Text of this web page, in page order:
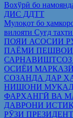
Вохўрӣ бо
ДИС ДДТТ
Мулоқот бо
вилояти Суғд
ПОЯИ АСОСИИ
ПАЁМИ ПЕШВОИ
ОСИЁИ
СОЗАНДА ДАР
НИШОНИ
ФАРҲАНГӢ ВА
ДАВРОНИ
РӮЗИ